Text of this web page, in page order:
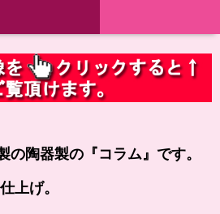
の陶器製の 『コラム』 です。
上げ。